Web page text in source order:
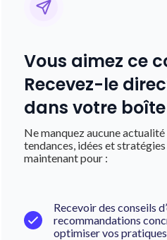
Vous aimez ce
Recevez-le
dans votre
Ne manquez aucune
tendances, idées et
maintenant pour :
Recevoir des conseils
recommandations
optimiser vos